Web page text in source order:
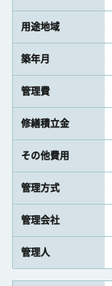
用途地域
築年月
管理費
修繕積立金
その他費用
管理方式
管理会社
管理人